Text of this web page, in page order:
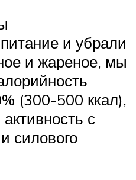
и убрали
и жареное, мы
(300-500 ккал),
с
силового